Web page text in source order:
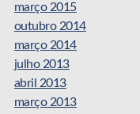
março 2015
outubro 2014
março 2014
julho 2013
abril 2013
março 2013